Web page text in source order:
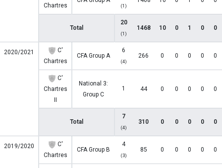
Chartres
(1)
Total
20
(1)
1468 10 0 1 0 0
2020/2021
C'
Chartres
CFA Group A
6
(4)
266 0 0 0 0 0
C'
Chartres
National 3:
Group C
1 44 0 0 0 0 0
Total
7
(4)
310 0 0 0 0 0
2019/2020
C'
Chartres
CFA Group B
4
(3)
85 0 0 0 0 0